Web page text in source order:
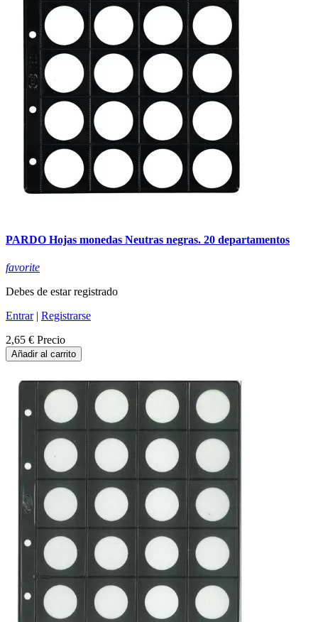
PARDO Hojas monedas Neutras negras. 20 departamentos
favorite
Debes de estar registrado
Entrar| Registrarse
2,65 € Precio
Añadir al carrito